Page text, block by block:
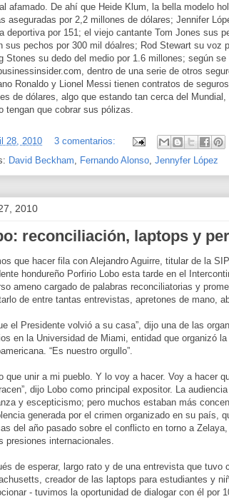
afamado. De ahí que Heide Klum, la bella modelo
aseguradas por 2,2 millones de dólares; Jennifer
deportiva por 151; el viejo cantante Tom Jones sus
sus pechos por 300 mil dóalres; Rod Stewart su voz
Stones su dedo del medio por 1.6 millones; según
dentro de una serie de otros
Ronaldo y Lionel Messi tienen contratos de
de dólares, algo que estando tan cerca del
tengan que cobrar sus pólizas.
28, 2010
3 comentarios:
David Beckham, Fernando Alonso, Jennyfer López
2010
reconciliación, laptops y
que hacer fila con Alejandro Aguirre, titular de la
hondureño Porfirio Lobo esta tarde en el
ameno cargado de palabras reconciliatorias y
de entre tantas entrevistas, apretones de mano,
el Presidente volvió a su casa”, dijo una de las
en la Universidad de Miami, entidad que organizó
“Es nuestro orgullo”.
que unir a mi pueblo. Y lo voy a hacer. Voy a hacer
dijo Lobo como principal expositor. La
y escepticismo; pero muchos estaban más
generada por el crimen organizado en su país,
del año pasado sobre el conflicto en torno a
presiones internacionales.
de esperar, largo rato y de una entrevista que tuvo
creador de las laptops para estudiantes y
- tuvimos la oportunidad de dialogar con él por